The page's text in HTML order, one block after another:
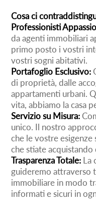
Cosa ci
Professionisti
da agenti immobiliari
primo posto i vostri
vostri sogni abitativi.
Portafoglio Esclusivo:
di proprietà, dalle
appartamenti urbani.
vita, abbiamo la casa
Servizio su Misura:
unico. Il nostro
che le vostre
che stiate
Trasparenza Totale: La
guideremo attraverso
immobiliare in modo
informati e sicuri in